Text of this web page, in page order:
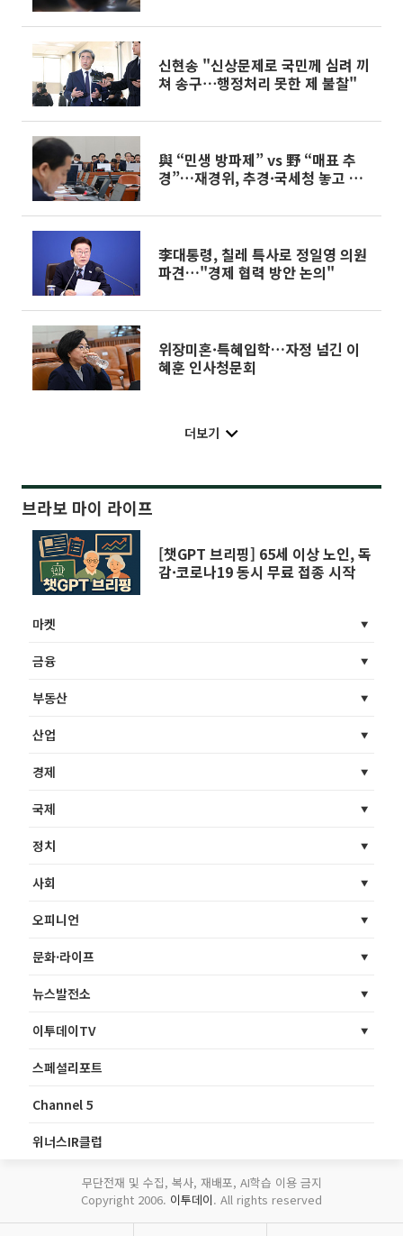
신현송 "신상문제로 국민께 심려 끼
쳐 송구⋯행정처리 못한 제 불찰"
與 “민생 방파제” vs 野 “매표 추
경”…재경위, 추경·국세청 놓고 전
李대통령, 칠레 특사로 정일영 의원
파견…"경제 협력 방안 논의"
위장미혼·특혜입학…자정 넘긴 이
혜훈 인사청문회
더보기
브라보 마이 라이프
[챗GPT 브리핑] 65세 이상 노인, 독
감·코로나19 동시 무료 접종 시작
마켓
금융
부동산
산업
경제
국제
정치
사회
오피니언
문화·라이프
뉴스발전소
이투데이TV
스페셜리포트
Channel 5
위너스IR클럽
무단전재 및 수집, 복사, 재배포, AI학습 이용 금지
Copyright 2006. 이투데이. All rights reserved